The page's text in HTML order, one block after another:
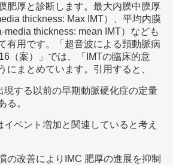
肥厚と診断します。最大内膜中膜厚
thickness: Max IMT）、平均内膜
media thickness: mean IMT）なども
有用です。「超音波による頸動脈病
（案）」では、「IMTの臨床的意
にまとめています。引用すると、
現する以前の早期動脈硬化症の定量
る。
イベント増加と関連していると考え
の改善によりIMC 肥厚の進展を抑制